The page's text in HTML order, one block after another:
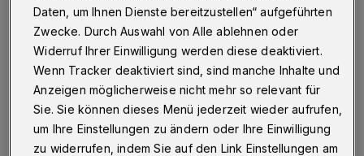
Daten, um Ihnen Dienste bereitzustellen“ aufgeführten
Zwecke. Durch Auswahl von Alle ablehnen oder
Widerruf Ihrer Einwilligung werden diese deaktiviert.
Wenn Tracker deaktiviert sind, sind manche Inhalte und
Anzeigen möglicherweise nicht mehr so relevant für
Sie. Sie können dieses Menü jederzeit wieder aufrufen,
um Ihre Einstellungen zu ändern oder Ihre Einwilligung
zu widerrufen, indem Sie auf den Link Einstellungen am